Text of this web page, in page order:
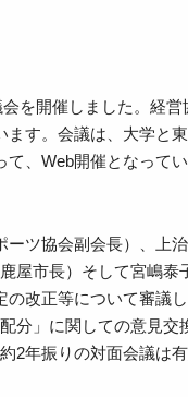
を開催しました。経
す。会議は、大学と
、Web開催となって
ツ協会副会長）、上
屋市長）そして宮嶋
改正等について審議
分」に関しての意見
年振りの対面会議は